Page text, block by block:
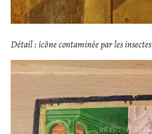
Détail : icône contaminée par les insectes